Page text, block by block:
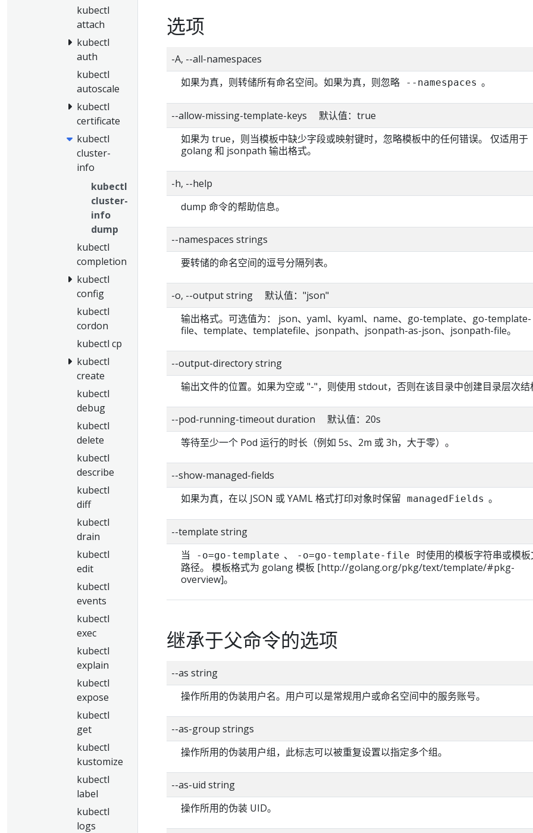
kubectl
attach
kubectl
auth
kubectl
autoscale
kubectl
certificate
kubectl
cluster-
info
kubectl
cluster-
info
dump
kubectl
completion
kubectl
config
kubectl
cordon
kubectl cp
kubectl
create
kubectl
debug
kubectl
delete
kubectl
describe
kubectl
diff
kubectl
drain
kubectl
edit
kubectl
events
kubectl
exec
kubectl
explain
kubectl
expose
kubectl
get
kubectl
kustomize
kubectl
label
kubectl
logs
选项
-A, --all-namespaces
如果为真，则转储所有命名空间。如果为真，则忽略
--namespaces 。
--allow-missing-template-keys 默认值：true
如果为 true，则当模板中缺少字段或映射键时，忽略模板中的任何错误。 仅适用于
golang 和 jsonpath 输出格式。
-h, --help
dump 命令的帮助信息。
--namespaces strings
要转储的命名空间的逗号分隔列表。
-o, --output string 默认值："json"
输出格式。可选值为： json、yaml、kyaml、name、go-template、go-template-
file、template、templatefile、jsonpath、jsonpath-as-json、jsonpath-file。
--output-directory string
输出文件的位置。如果为空或 "-"，则使用 stdout，否则在该目录中创建目录层次结
--pod-running-timeout duration 默认值：20s
等待至少一个 Pod 运行的时长（例如 5s、2m 或 3h，大于零）。
--show-managed-fields
如果为真，在以 JSON 或 YAML 格式打印对象时保留 managedFields 。
--template string
当
-o=go-template 、 -o=go-template-file
时使用的模板字符串或模板
路径。 模板格式为 golang 模板 [http://golang.org/pkg/text/template/#pkg-
overview]。
继承于父命令的选项
--as string
操作所用的伪装用户名。用户可以是常规用户或命名空间中的服务账号。
--as-group strings
操作所用的伪装用户组，此标志可以被重复设置以指定多个组。
--as-uid string
操作所用的伪装 UID。